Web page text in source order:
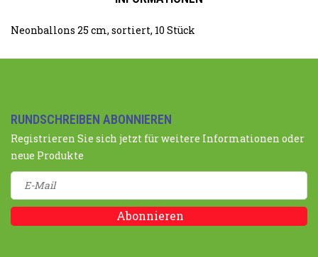
Neonballons 25 cm, sortiert, 10 Stück
RUNDSCHREIBEN ABONNIEREN
Registrieren Sie sich jetzt für weitere Informationen oder
neue Produkte
Abonnieren